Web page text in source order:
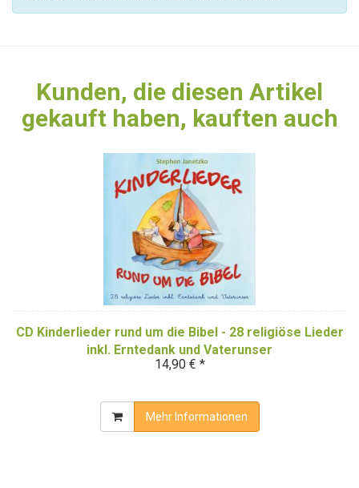
Kunden, die diesen Artikel
gekauft haben, kauften auch
CD Kinderlieder rund um die Bibel - 28 religiöse Lieder
inkl. Erntedank und Vaterunser
14,90 € *
Mehr Informationen